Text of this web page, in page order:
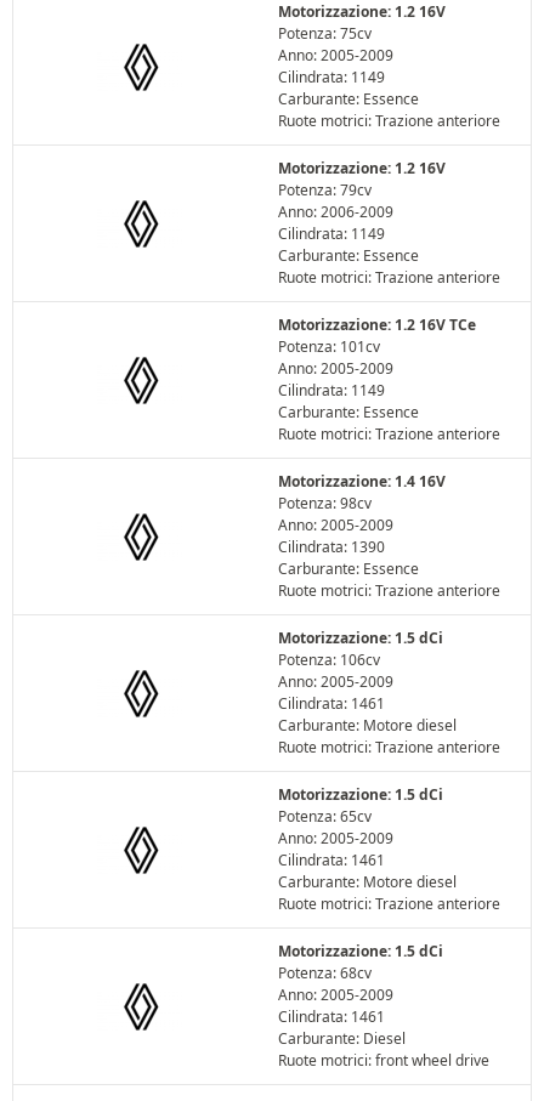
Motorizzazione: 1.2 16V
Potenza: 75cv
Anno: 2005-2009
Cilindrata: 1149
Carburante: Essence
Ruote motrici: Trazione anteriore
Motorizzazione: 1.2 16V
Potenza: 79cv
Anno: 2006-2009
Cilindrata: 1149
Carburante: Essence
Ruote motrici: Trazione anteriore
Motorizzazione: 1.2 16V TCe
Potenza: 101cv
Anno: 2005-2009
Cilindrata: 1149
Carburante: Essence
Ruote motrici: Trazione anteriore
Motorizzazione: 1.4 16V
Potenza: 98cv
Anno: 2005-2009
Cilindrata: 1390
Carburante: Essence
Ruote motrici: Trazione anteriore
Motorizzazione: 1.5 dCi
Potenza: 106cv
Anno: 2005-2009
Cilindrata: 1461
Carburante: Motore diesel
Ruote motrici: Trazione anteriore
Motorizzazione: 1.5 dCi
Potenza: 65cv
Anno: 2005-2009
Cilindrata: 1461
Carburante: Motore diesel
Ruote motrici: Trazione anteriore
Motorizzazione: 1.5 dCi
Potenza: 68cv
Anno: 2005-2009
Cilindrata: 1461
Carburante: Diesel
Ruote motrici: front wheel drive